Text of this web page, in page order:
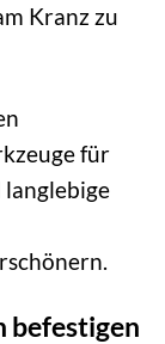
Kranz zu
für
befestigen